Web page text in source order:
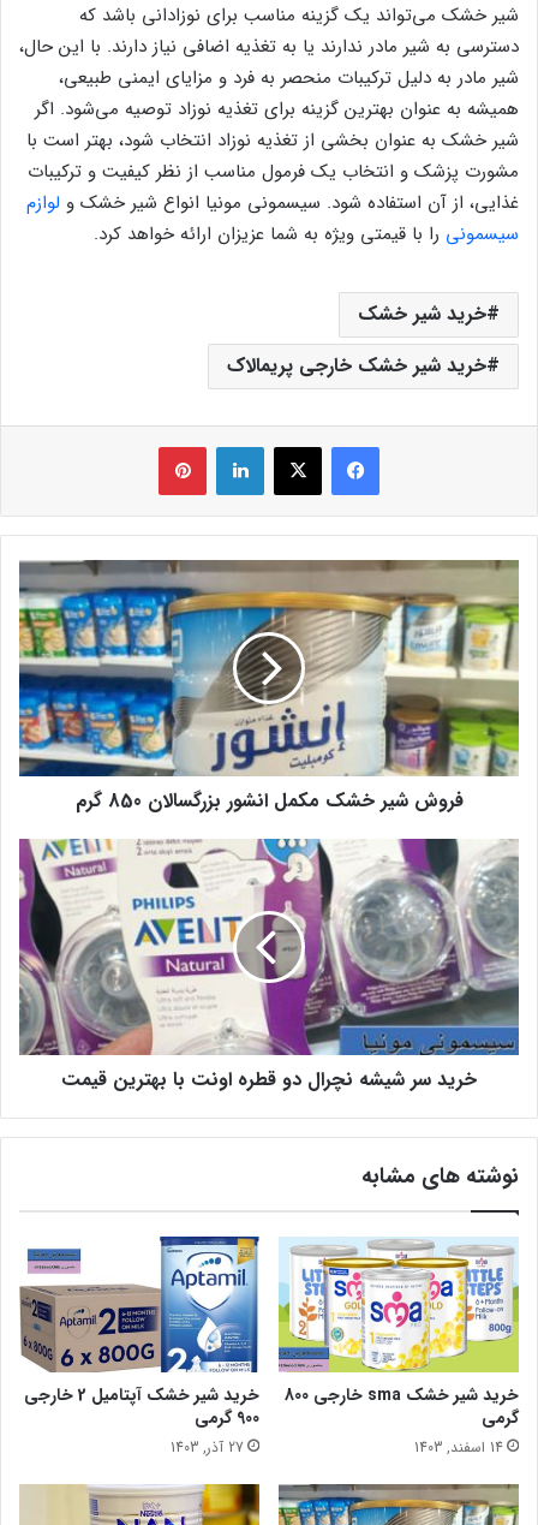
شیر خشک می‌تواند یک گزینه مناسب برای نوزادانی باشد که
دسترسی به شیر مادر ندارند یا به تغذیه اضافی نیاز دارند. با این حال،
شیر مادر به دلیل ترکیبات منحصر به فرد و مزایای ایمنی طبیعی،
همیشه به عنوان بهترین گزینه برای تغذیه نوزاد توصیه می‌شود. اگر
شیر خشک به عنوان بخشی از تغذیه نوزاد انتخاب شود، بهتر است با
مشورت پزشک و انتخاب یک فرمول مناسب از نظر کیفیت و ترکیبات
غذایی، از آن استفاده شود. سیسمونی مونیا انواع شیر خشک و لوازم
سیسمونی را با قیمتی ویژه به شما عزیزان ارائه خواهد کرد.
خرید شیر خشک
خرید شیر خشک خارجی پریمالاک
فیس بوک X لینکدین ‫پین‌ترست
فروش شیر خشک مکمل انشور بزرگسالان 850 گرم
خرید سر شیشه نچرال دو قطره اونت با بهترین قیمت
نوشته های مشابه
خرید شیر خشک sma خارجی 800
گرمی
14 اسفند, 1403
خرید شیر خشک آپتامیل 2 خارجی
900 گرمی
27 آذر, 1403